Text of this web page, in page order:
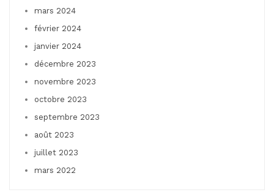
mars 2024
février 2024
janvier 2024
décembre 2023
novembre 2023
octobre 2023
septembre 2023
août 2023
juillet 2023
mars 2022